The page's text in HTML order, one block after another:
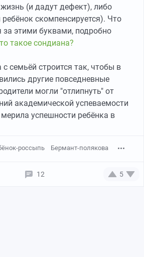
(и дадут дефект), либо
ребёнок скомпенсируется). Что
за этими буквами, подробно
такое сондиана?
с семьёй строится так, чтобы в
другие повседневные
могли "отлипнуть" от
академической успеваемости
успешности ребёнка в
россыпь Бермант-полякова
12 5